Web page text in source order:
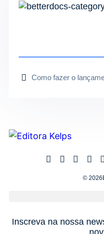
Como fazer o
©
Inscreva na nossa